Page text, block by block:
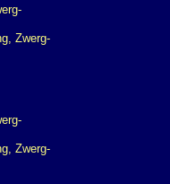
Zwerg-
Zwerg-